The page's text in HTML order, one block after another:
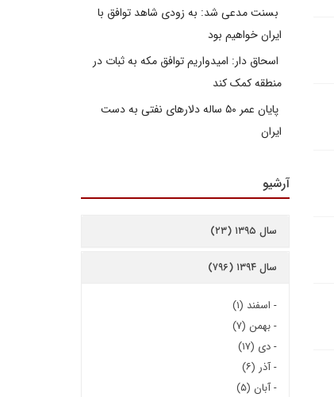
بسنت مدعی شد: به زودی شاهد توافق با
ایران خواهیم بود
اسحاق دار: امیدواریم توافق مکه به ثبات در
منطقه کمک کند
پایان عمر ۵۰ ساله دلارهای نفتی به دست
ایران
آرشیو
سال ۱۳۹۵ (۲۳)
سال ۱۳۹۴ (۷۹۶)
- اسفند (۱)
-بهمن (۷)
-دی (۱۷)
-آذر (۶)
-آبان (۵)